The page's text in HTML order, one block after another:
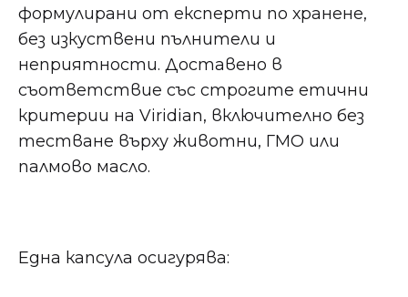
формулирани от експерти по хранене,
без изкуствени пълнители и
неприятности. Доставено в
съответствие със строгите етични
критерии на Viridian, включително без
тестване върху животни, ГМО или
палмово масло.
Една капсула осигурява: